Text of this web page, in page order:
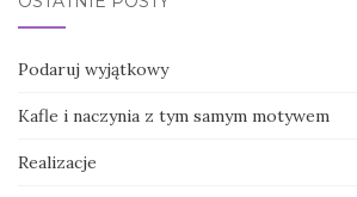
Podaruj wyjątkowy
Kafle i naczynia z tym samym motywem
Realizacje